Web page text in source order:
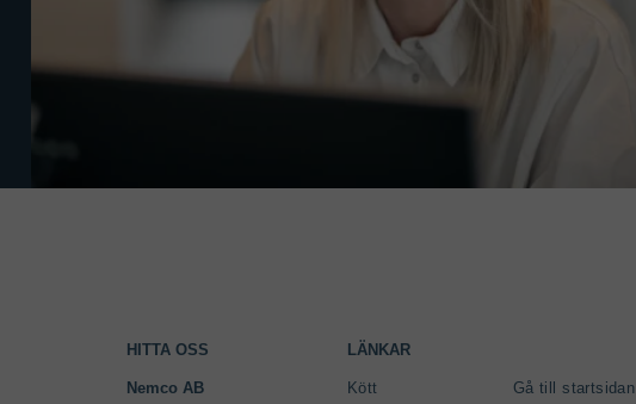
HITTA OSS
Nemco AB
LÄNKAR
Kött
Gå till startsidan